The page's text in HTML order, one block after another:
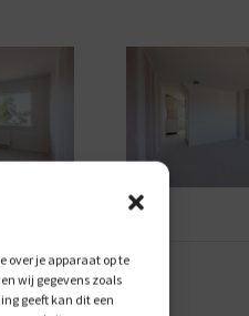
over je apparaat op te
wij gegevens zoals
geeft kan dit een